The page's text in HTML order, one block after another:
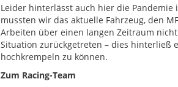
Leider hinterlässt auch hier die Pandemie
mussten wir das aktuelle Fahrzeug, den
Arbeiten über einen langen Zeitraum
Situation zurückgetreten – dies hinterließ
hochkrempeln zu können.
Zum Racing-Team